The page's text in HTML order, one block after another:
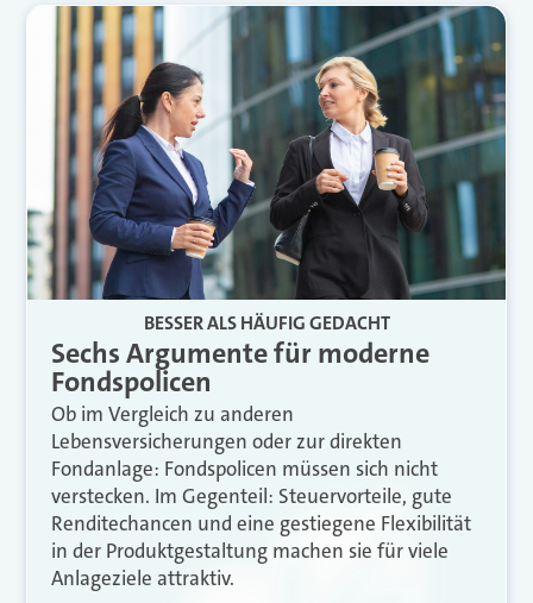
BESSER ALS HÄUFIG GEDACHT
Sechs Argumente für moderne
Fondspolicen
Ob im Vergleich zu anderen
Lebensversicherungen oder zur direkten
Fondanlage: Fondspolicen müssen sich nicht
verstecken. Im Gegenteil: Steuervorteile, gute
Renditechancen und eine gestiegene Flexibilität
in der Produktgestaltung machen sie für viele
Anlageziele attraktiv.